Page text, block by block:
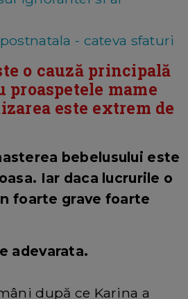
- cateva sfaturi
o cauză principală
proaspetele mame
este extrem de
bebelusului este
Iar daca lucrurile o
foarte grave foarte
adevarata.
după ce Karina a